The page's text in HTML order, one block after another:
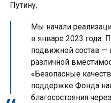
Путину.
Мы начали
в январе 2023 года.
подвижной состав —
различной
«Безопасные
поддержке Фонда
благосостояния